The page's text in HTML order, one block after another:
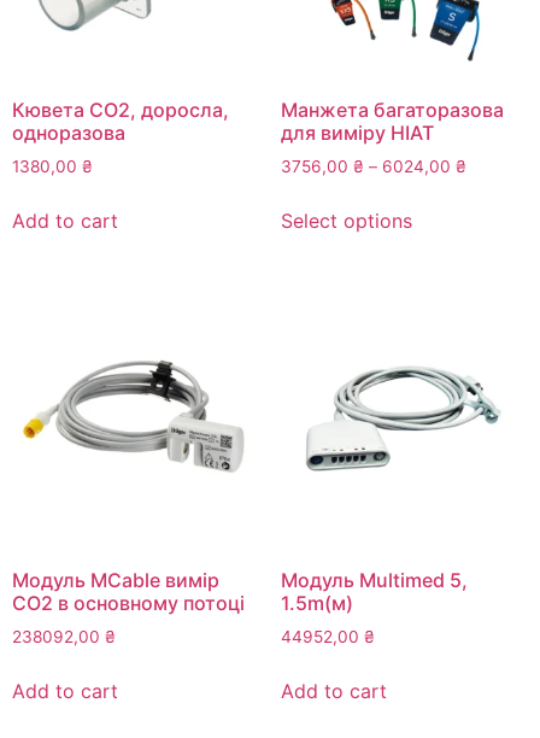
Кювета СО2, доросла,
одноразова
1380,00 ₴
Add to cart
Манжета багаторазова
для виміру НІАТ
3756,00 ₴ – 6024,00 ₴Price
Select optionsproduct
options
may
be
page
Модуль MCable вимір
CO2 в основному потоці
238092,00 ₴
Add to cart
Модуль Multimed 5,
1.5m(м)
44952,00 ₴
Add to cart